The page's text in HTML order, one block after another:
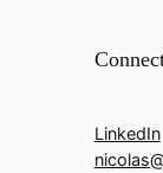
LinkedIn